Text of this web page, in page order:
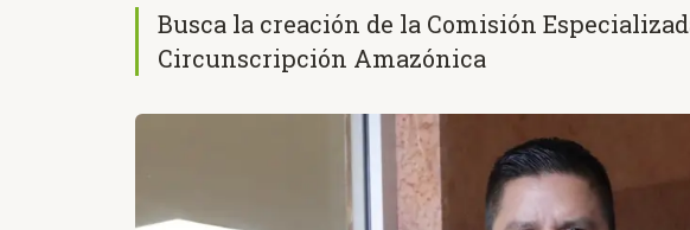
Busca la creación de la Comisión
Circunscripción Amazónica